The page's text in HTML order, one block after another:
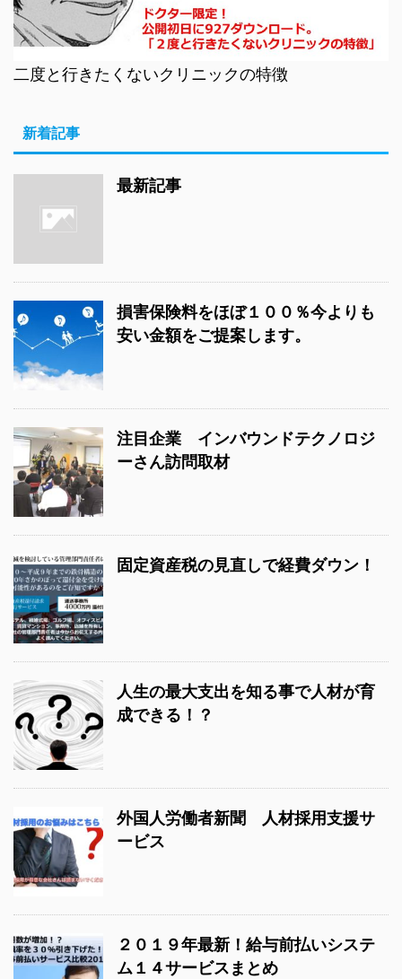
二度と行きたくないクリニックの特徴
新着記事
最新記事
損害保険料をほぼ１００％今よりも
安い金額をご提案します。
注目企業 インバウンドテクノロジ
ーさん訪問取材
固定資産税の見直しで経費ダウン！
人生の最大支出を知る事で人材が育
成できる！？
外国人労働者新聞 人材採用支援サ
ービス
２０１９年最新！給与前払いシステ
ム１４サービスまとめ